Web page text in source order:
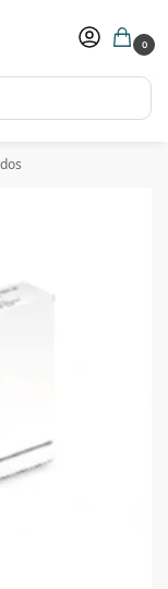
0
superiores a 150€)